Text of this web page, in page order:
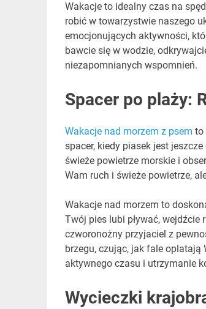
Wakacje to idealny czas na
robić w towarzystwie naszego
emocjonujących aktywności,
bawcie się w wodzie,
niezapomnianych wspomnień.
Spacer po plaży:
Wakacje nad morzem z psem to
spacer, kiedy piasek jest
świeże powietrze morskie i
Wam ruch i świeże powietrze,
Wakacje nad morzem to
Twój pies lubi pływać, wejdźcie
czworonożny przyjaciel z
brzegu, czując, jak fale oplatają
aktywnego czasu i utrzymanie
Wycieczki